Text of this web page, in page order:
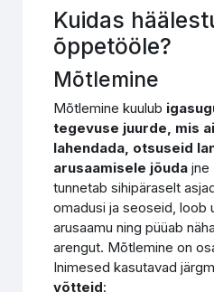
Kuidas
õppetööle?
Mõtlemine
Mõtlemine kuulub
tegevuse juurde, mis
lahendada, otsuseid
arusaamisele jõuda jne
tunnetab sihipäraselt
omadusi ja seoseid, loob
arusaamu ning püüab
arengut. Mõtlemine on
Inimesed kasutavad
võtteid: